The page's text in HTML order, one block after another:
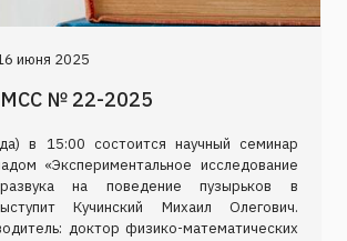
июня 2025
№ 22-2025
в 15:00 состоится научный семинар
«Экспериментальное исследование
на поведение пузырьков в
Кучинский Михаил Олегович.
доктор физико-математических